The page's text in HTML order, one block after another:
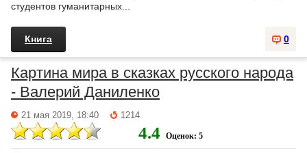
студентов гуманитарных...
0
Книга
Картина мира в сказках русского народа
- Валерий Даниленко
21 мая 2019, 18:40 1214
4.4 Оценок: 5